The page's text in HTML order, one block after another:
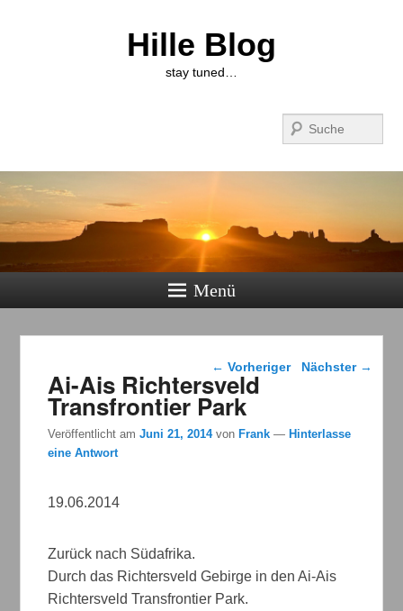
Hille Blog
stay tuned…
Menü
Beitragsnavigation
← Vorheriger Nächster →
Ai-Ais Richtersveld
Transfrontier Park
Veröffentlicht amJuni 21, 2014 vonFrank —Hinterlasse
eine Antwort
19.06.2014
Zurück nach Südafrika.
Durch das Richtersveld Gebirge in den Ai-Ais
Richtersveld Transfrontier Park.